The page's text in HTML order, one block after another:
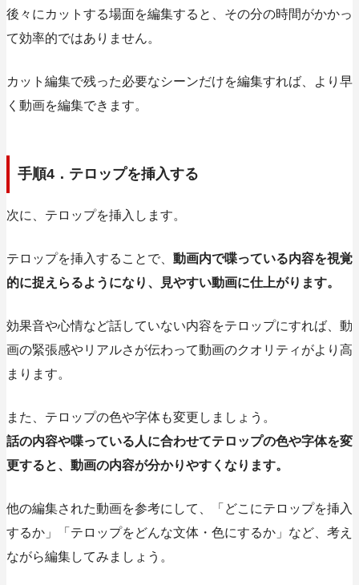
後々にカットする場面を編集すると、その分の時間がかかっ
て効率的ではありません。
カット編集で残った必要なシーンだけを編集すれば、より早
く動画を編集できます。
手順4．テロップを挿入する
次に、テロップを挿入します。
テロップを挿入することで、 動画内で喋っている内容を視覚
的に捉えらるようになり、見やすい動画に仕上がります。
効果音や心情など話していない内容をテロップにすれば、動
画の緊張感やリアルさが伝わって動画のクオリティがより高
まります。
また、テロップの色や字体も変更しましょう。
話の内容や喋っている人に合わせてテロップの色や字体を変
更すると、動画の内容が分かりやすくなります。
他の編集された動画を参考にして、「どこにテロップを挿入
するか」「テロップをどんな文体・色にするか」など、考え
ながら編集してみましょう。